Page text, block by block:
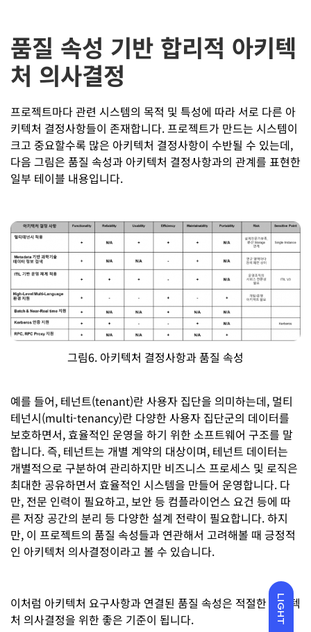
LIGHT
품질 속성 기반 합리적 아키텍
처 의사결정
프로젝트마다 관련 시스템의 목적 및 특성에 따라 서로 다른 아
키텍처 결정사항들이 존재합니다. 프로젝트가 만드는 시스템이
크고 중요할수록 많은 아키텍처 결정사항이 수반될 수 있는데,
다음 그림은 품질 속성과 아키텍처 결정사항과의 관계를 표현한
일부 테이블 내용입니다.
그림6. 아키텍처 결정사항과 품질 속성
예를 들어, 테넌트(tenant)란 사용자 집단을 의미하는데, 멀티
테넌시(multi-tenancy)란 다양한 사용자 집단군의 데이터를
보호하면서, 효율적인 운영을 하기 위한 소프트웨어 구조를 말
합니다. 즉, 테넌트는 개별 계약의 대상이며, 테넌트 데이터는
개별적으로 구분하여 관리하지만 비즈니스 프로세스 및 로직은
최대한 공유하면서 효율적인 시스템을 만들어 운영합니다. 다
만, 전문 인력이 필요하고, 보안 등 컴플라이언스 요건 등에 따
른 저장 공간의 분리 등 다양한 설계 전략이 필요합니다. 하지
만, 이 프로젝트의 품질 속성들과 연관해서 고려해볼 때 긍정적
인 아키텍처 의사결정이라고 볼 수 있습니다.
이처럼 아키텍처 요구사항과 연결된 품질 속성은 적절한 아키텍
처 의사결정을 위한 좋은 기준이 됩니다.